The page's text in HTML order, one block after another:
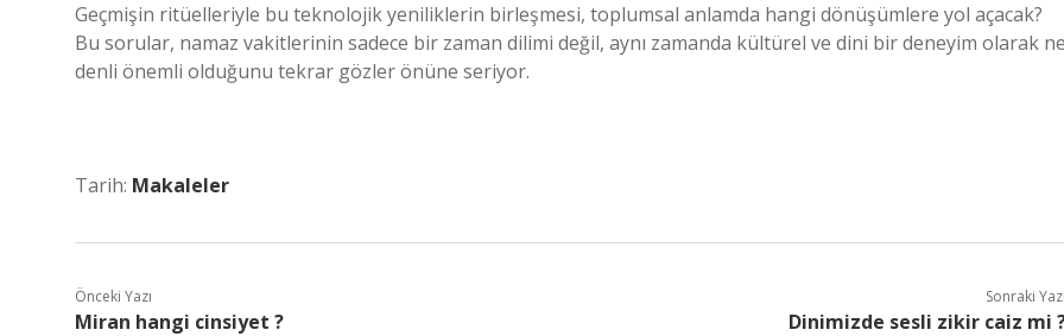
Geçmişin ritüelleriyle bu teknolojik yeniliklerin birleşmesi, toplumsal anlamda hangi dönüşümlere yol açacak?
Bu sorular, namaz vakitlerinin sadece bir zaman dilimi değil, aynı zamanda kültürel ve dini bir deneyim olarak
denli önemli olduğunu tekrar gözler önüne seriyor.
Tarih: Makaleler
Önceki Yazı
Miran hangi cinsiyet ?
Sonraki
Dinimizde sesli zikir caiz mi